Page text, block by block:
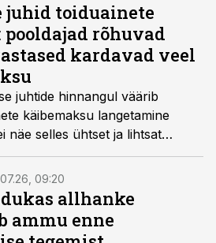
juhid toiduainete
rõhuvad
kardavad veel
juhtide hinnangul väärib
käibemaksu langetamine
näe selles ühtset ja lihtsat
tarbijate ostujõu,
tootmise toetamist,
et mõju hindadele jääb
kasvu sisse või tuleb
mõne uue maksuga.
09:20
allhanke
ammu enne